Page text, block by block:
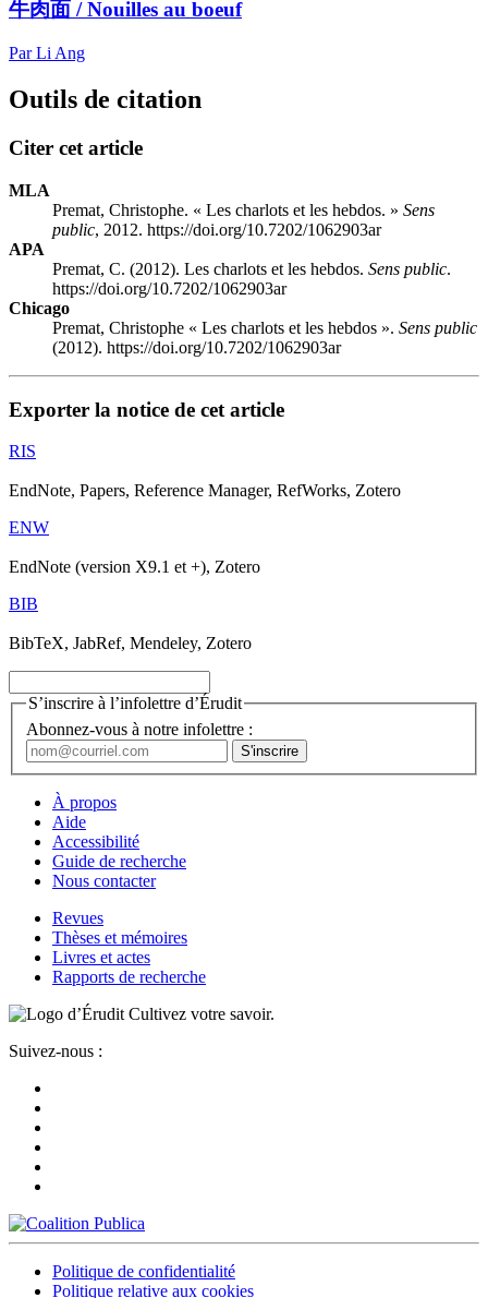
牛肉面 / Nouilles au boeuf
Par Li Ang
Outils de citation
Citer cet article
MLA
Premat, Christophe. « Les charlots et les hebdos. » Sens
public, 2012. https://doi.org/10.7202/1062903ar
APA
Premat, C. (2012). Les charlots et les hebdos. Sens public.
https://doi.org/10.7202/1062903ar
Chicago
Premat, Christophe « Les charlots et les hebdos ». Sens public
(2012). https://doi.org/10.7202/1062903ar
Exporter la notice de cet article
RIS
EndNote, Papers, Reference Manager, RefWorks, Zotero
ENW
EndNote (version X9.1 et +), Zotero
BIB
BibTeX, JabRef, Mendeley, Zotero
S’inscrire à l’infolettre d’Érudit
Abonnez-vous à notre infolettre :
À propos
Aide
Accessibilité
Guide de recherche
Nous contacter
Revues
Thèses et mémoires
Livres et actes
Rapports de recherche
Cultivez votre savoir.
Suivez-nous :
Politique de confidentialité
Politique relative aux cookies